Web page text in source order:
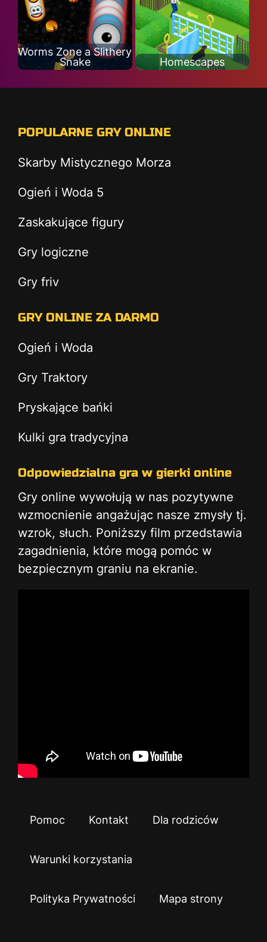
Worms Zone a Slithery
Snake
Homescapes
POPULARNE GRY ONLINE
Skarby Mistycznego Morza
Ogień i Woda 5
Zaskakujące figury
Gry logiczne
Gry friv
GRY ONLINE ZA DARMO
Ogień i Woda
Gry Traktory
Pryskające bańki
Kulki gra tradycyjna
Odpowiedzialna gra w gierki online
Gry online wywołują w nas pozytywne
wzmocnienie angażując nasze zmysły tj.
wzrok, słuch. Poniższy film przedstawia
zagadnienia, które mogą pomóc w
bezpiecznym graniu na ekranie.
Pomoc Kontakt Dla rodziców
Warunki korzystania
Polityka Prywatności Mapa strony